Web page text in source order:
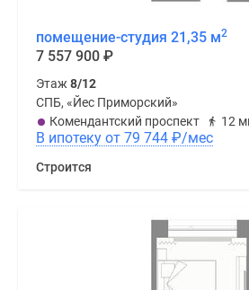
помещение-студия 21,35 м2
7 557 900 ₽
Этаж8/12
СПБ, «Йес Приморский»
Комендантский проспект
12
В ипотеку от 79 744 ₽/мес
Строится